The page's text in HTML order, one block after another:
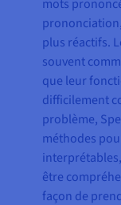
mots
plus réactifs.
souvent
que leur
difficilement
problème,
méthodes
être
façon de